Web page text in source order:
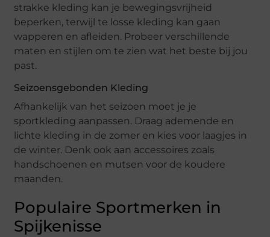
strakke kleding kan je bewegingsvrijheid
beperken, terwijl te losse kleding kan gaan
wapperen en afleiden. Probeer verschillende
maten en stijlen om te zien wat het beste bij jou
past.
Seizoensgebonden Kleding
Afhankelijk van het seizoen moet je je
sportkleding aanpassen. Draag ademende en
lichte kleding in de zomer en kies voor laagjes in
de winter. Denk ook aan accessoires zoals
handschoenen en mutsen voor de koudere
maanden.
Populaire Sportmerken in
Spijkenisse